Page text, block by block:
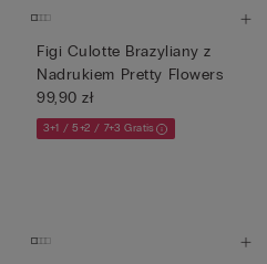
Figi Culotte Brazyliany z
Nadrukiem Pretty Flowers
99,90 zł
3+1 / 5+2 / 7+3 Gratis